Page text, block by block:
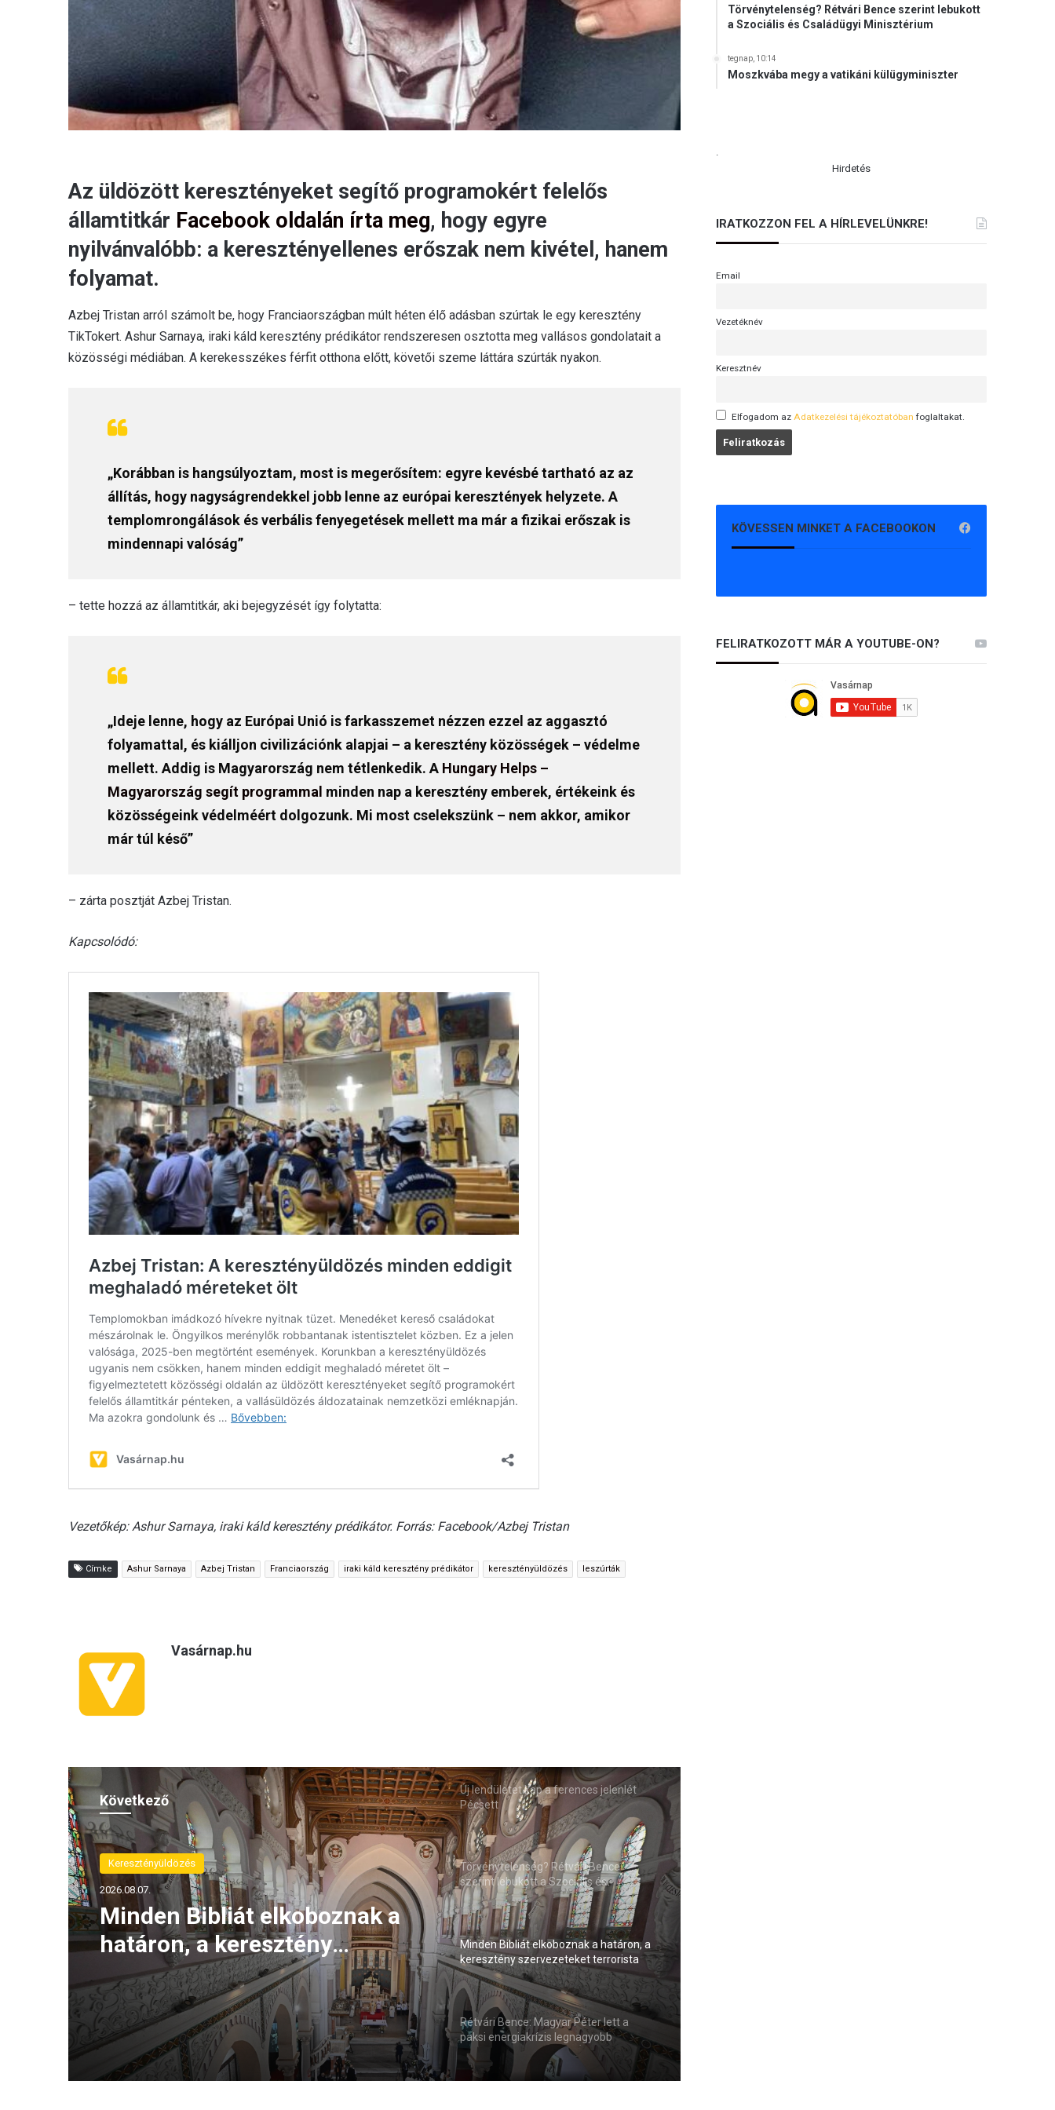
Az üldözött keresztényeket segítő programokért felelős
államtitkár Facebook oldalán írta meg, hogy egyre
nyilvánvalóbb: a keresztényellenes erőszak nem kivétel, hanem
folyamat.
Azbej Tristan arról számolt be, hogy Franciaországban múlt héten élő adásban szúrtak le egy keresztény
TikTokert. Ashur Sarnaya, iraki káld keresztény prédikátor rendszeresen osztotta meg vallásos gondolatait a
közösségi médiában. A kerekesszékes férfit otthona előtt, követői szeme láttára szúrták nyakon.
„Korábban is hangsúlyoztam, most is megerősítem: egyre kevésbé tartható az az
állítás, hogy nagyságrendekkel jobb lenne az európai keresztények helyzete. A
templomrongálások és verbális fenyegetések mellett ma már a fizikai erőszak is
mindennapi valóság”
– tette hozzá az államtitkár, aki bejegyzését így folytatta:
„Ideje lenne, hogy az Európai Unió is farkasszemet nézzen ezzel az aggasztó
folyamattal, és kiálljon civilizációnk alapjai – a keresztény közösségek – védelme
mellett. Addig is Magyarország nem tétlenkedik. A Hungary Helps –
Magyarország segít programmal minden nap a keresztény emberek, értékeink és
közösségeink védelméért dolgozunk. Mi most cselekszünk – nem akkor, amikor
már túl késő”
– zárta posztját Azbej Tristan.
Kapcsolódó:
Vezetőkép: Ashur Sarnaya, iraki káld keresztény prédikátor. Forrás: Facebook/Azbej Tristan
Címke Ashur Sarnaya Azbej Tristan Franciaország iraki káld keresztény prédikátor keresztényüldözés leszúrták
Vasárnap.hu
Következő
Keresztényüldözés
2026.08.07.
Minden Bibliát elkoboznak a
határon, a keresztény
szervezeteket terrorista
csoportként kezelik!
Új lendületet kap a ferences jelenlét
Pécsett
Törvénytelenség? Rétvári Bence
szerint lebukott a Szociális és
Családügyi Minisztérium
Minden Bibliát elkoboznak a határon, a
keresztény szervezeteket terrorista
csoportként kezelik!
Rétvári Bence: Magyar Péter lett a
paksi energiakrízis legnagyobb
rémhírterjesztője (VIDEÓ)
Törvénytelenség? Rétvári Bence szerint lebukott
a Szociális és Családügyi Minisztérium
tegnap, 10:14
Moszkvába megy a vatikáni külügyminiszter
.
Hirdetés
IRATKOZZON FEL A HÍRLEVELÜNKRE!
Email
Vezetéknév
Keresztnév
Elfogadom az Adatkezelési tájékoztatóban foglaltakat.
KÖVESSEN MINKET A FACEBOOKON
FELIRATKOZOTT MÁR A YOUTUBE-ON?